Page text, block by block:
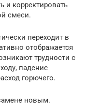
и корректировать
смеси.
переходит в
отображается
трудности с
падение
горючего.
новым.